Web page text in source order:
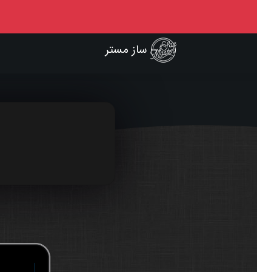
ساز مستر